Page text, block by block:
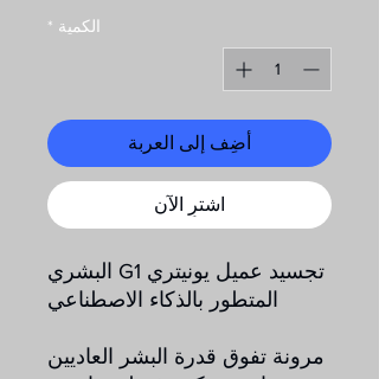
الكمية *
أضِف إلى العربة
اشترِ الآن
تجسيد عميل يونيتري G1 البشري
المتطور بالذكاء الاصطناعي
مرونة تفوق قدرة البشر العاديين